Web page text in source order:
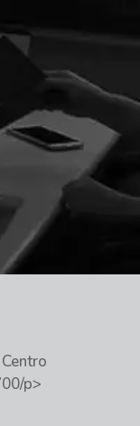
p>